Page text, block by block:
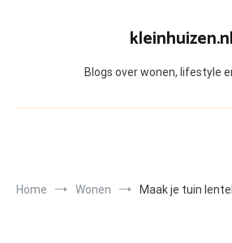
kleinhuizen.nl
Blogs over wonen, lifestyle
Home Wonen Maak je tuin